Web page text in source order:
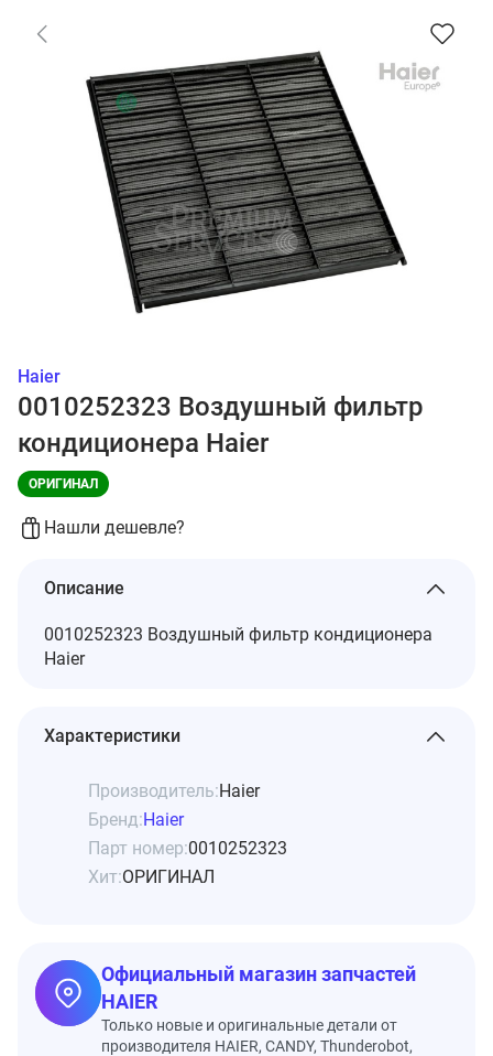
Haier
0010252323 Воздушный фильтр
кондиционера Haier
ОРИГИНАЛ
Нашли дешевле?
Описание
0010252323 Воздушный фильтр кондиционера
Haier
Характеристики
Производитель:Haier
Бренд:Haier
Парт номер:0010252323
Хит:ОРИГИНАЛ
Официальный магазин запчастей
HAIER
Только новые и оригинальные детали от
производителя HAIER, CANDY, Thunderobot,